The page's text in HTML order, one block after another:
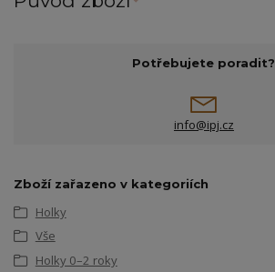
Potřebujete poradit?
info@ipj.cz
Zboží zařazeno v kategoriích
Holky
Vše
Holky 0–2 roky